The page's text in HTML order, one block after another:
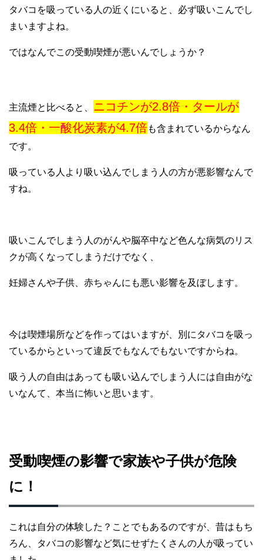
タバコを吸っている人の近くにいると、必ず吸いこんでし
まいますよね。
ではなんでこの受動喫煙が悪いんでしょうか？
主流煙と比べると、 ニコチンが2.8倍・タールが
3.4倍・一酸化炭素が4.7倍も含まれているからなん
です。
吸っている人より吸い込んでしまう人の方が悪影響なんで
すね。
吸いこんでしまう人のがんや脳卒中など色んな病気のリス
クが高くなってしまうだけでなく、
妊婦さんや子供、赤ちゃんにも悪い影響を及ぼします。
今は喫煙場所などを作ってはいますが、別にタバコを吸っ
ているからといって違反でもなんでもないですからね。
吸う人の自由はあっても吸い込んでしまう人には自由がな
いなんて、本当に怖いと思います。
受動喫煙の影響で家族や子供が危険
に！
これは自分の体験した？ことでもあるのですが、昔はもち
ろん、タバコの影響など気にせずたくさんの人が吸ってい